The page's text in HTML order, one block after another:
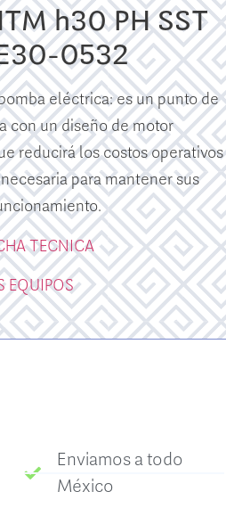
h30 PH SST
0532
eléctrica: es un punto de
con un diseño de motor
reducirá los costos operativos
para mantener sus
TECNICA
EQUIPOS
Enviamos a todo
México